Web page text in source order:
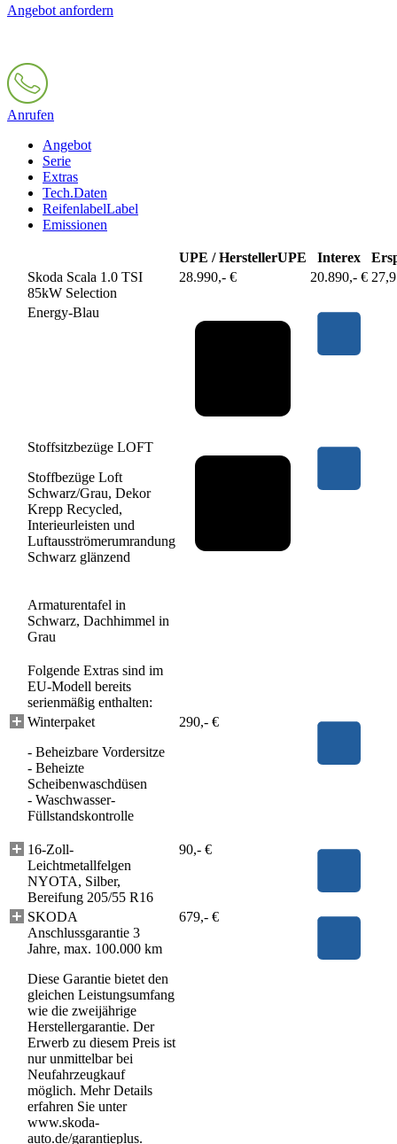
Angebot anfordern
Anrufen
Angebot
Serie
Extras
Tech.Daten
ReifenlabelLabel
Emissionen
UPE / HerstellerUPE Interex
Skoda Scala 1.0 TSI
85kW Selection
28.990,- € 20.890,- €
Energy-Blau
Stoffsitzbezüge LOFT
Stoffbezüge Loft
Schwarz/Grau, Dekor
Krepp Recycled,
Interieurleisten und
Luftausströmerumrandung
Schwarz glänzend
Armaturentafel in
Schwarz, Dachhimmel in
Grau
Folgende Extras sind im
EU-Modell bereits
serienmäßig enthalten:
Winterpaket
- Beheizbare Vordersitze
- Beheizte
Scheibenwaschdüsen
- Waschwasser-
Füllstandskontrolle
290,- €
16-Zoll-
Leichtmetallfelgen
NYOTA, Silber,
Bereifung 205/55 R16
90,- €
SKODA
Anschlussgarantie 3
Jahre, max. 100.000 km
Diese Garantie bietet den
gleichen Leistungsumfang
wie die zweijährige
Herstellergarantie. Der
Erwerb zu diesem Preis ist
nur unmittelbar bei
Neufahrzeugkauf
möglich. Mehr Details
erfahren Sie unter
www.skoda-
auto.de/garantieplus.
679,- €